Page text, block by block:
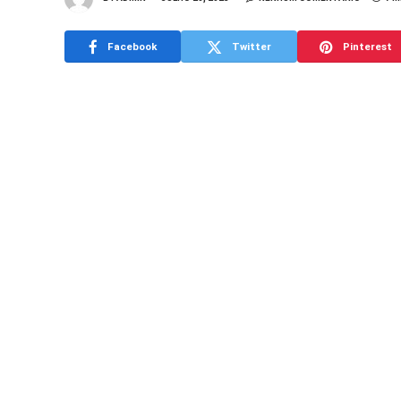
Facebook Twitter Pinterest